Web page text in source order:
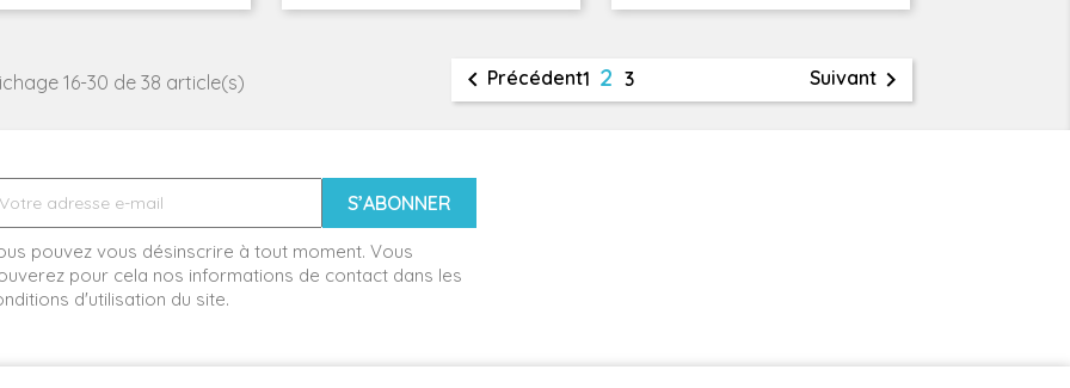
16-30 de 38 article(s)  Précédent1 2 3 Suivant
pouvez vous désinscrire à tout moment. Vous
pour cela nos informations de contact dans les
d'utilisation du site.